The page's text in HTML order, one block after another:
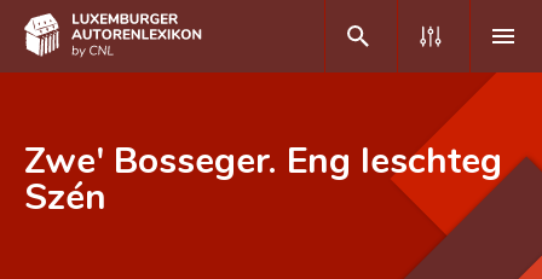
DE FR
Zwe' Bosseger. Eng leschteg
Szén